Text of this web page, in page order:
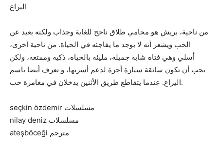
اليراع
من ناحية، بريش هو محامي طلاق ناجح للغاية وجذاب ولكنه بعيد عن
الحب ويشعر أنه لا يوجد ما يفاجئه في الحياة. من ناحية أخرى،
أسلي وهي فتاة شابة جميلة، مليئة بالحياة، ذكية وممتعة، ولكن
يجب أن تكون سائقة سيارة أجرة لدعم أسرتها، و تعرف أيضا باسم
اليراع. عندما يتقاطع طريق الأثنين يدخلان في مغامرة حب.
seçkin özdemir مسلسلات
nilay deniz مسلسلات
ateşböceği مترجم